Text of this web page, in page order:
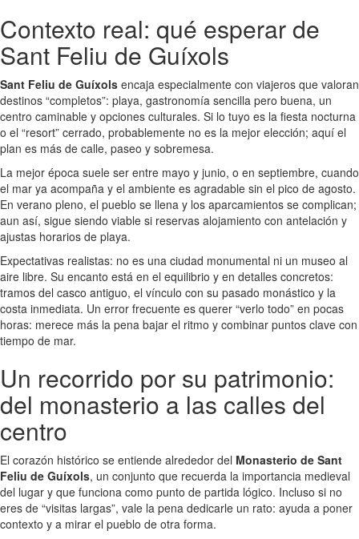
Contexto real: qué esperar de
Sant Feliu de Guíxols
Sant Feliu de Guíxols encaja especialmente con viajeros que valoran
destinos “completos”: playa, gastronomía sencilla pero buena, un
centro caminable y opciones culturales. Si lo tuyo es la fiesta nocturna
o el “resort” cerrado, probablemente no es la mejor elección; aquí el
plan es más de calle, paseo y sobremesa.
La mejor época suele ser entre mayo y junio, o en septiembre, cuando
el mar ya acompaña y el ambiente es agradable sin el pico de agosto.
En verano pleno, el pueblo se llena y los aparcamientos se complican;
aun así, sigue siendo viable si reservas alojamiento con antelación y
ajustas horarios de playa.
Expectativas realistas: no es una ciudad monumental ni un museo al
aire libre. Su encanto está en el equilibrio y en detalles concretos:
tramos del casco antiguo, el vínculo con su pasado monástico y la
costa inmediata. Un error frecuente es querer “verlo todo” en pocas
horas: merece más la pena bajar el ritmo y combinar puntos clave con
tiempo de mar.
Un recorrido por su patrimonio:
del monasterio a las calles del
centro
El corazón histórico se entiende alrededor del Monasterio de Sant
Feliu de Guíxols, un conjunto que recuerda la importancia medieval
del lugar y que funciona como punto de partida lógico. Incluso si no
eres de “visitas largas”, vale la pena dedicarle un rato: ayuda a poner
contexto y a mirar el pueblo de otra forma.